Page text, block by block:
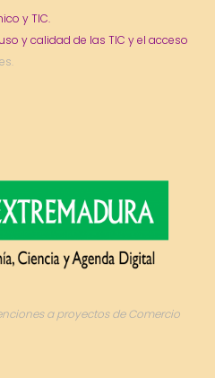
y TIC.
y calidad de las TIC y el acceso
a proyectos de Comercio